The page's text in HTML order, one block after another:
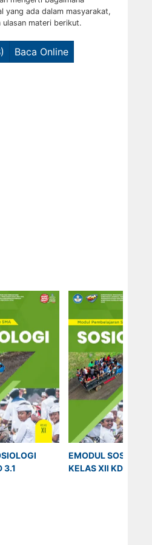
yang ada dalam masyarakat,
ulasan materi berikut.
Baca Online
3.1
EMODUL SOSIOLOGI
KELAS XII KD 3.2